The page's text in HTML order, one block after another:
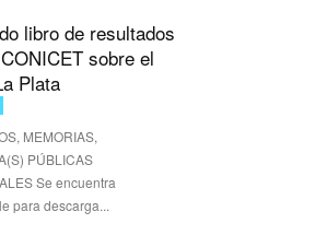
libro de resultados
sobre el
Plata
MEMORIAS,
PÚBLICAS
Se encuentra
para descarga...